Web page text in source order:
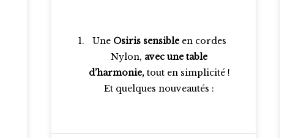
Une Osiris sensibleen cordes
Nylon, avec une table
d’harmonie,tout en simplicité !
Et quelques nouveautés :